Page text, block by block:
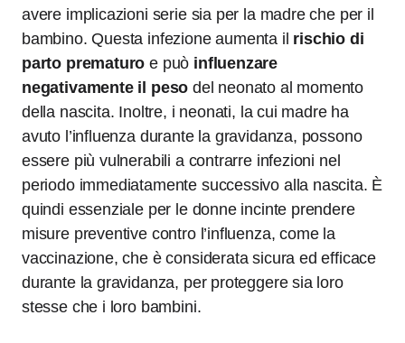
avere implicazioni serie sia per la madre che per il
bambino. Questa infezione aumenta il rischio di
parto prematuro e può influenzare
negativamente il peso del neonato al momento
della nascita. Inoltre, i neonati, la cui madre ha
avuto l’influenza durante la gravidanza, possono
essere più vulnerabili a contrarre infezioni nel
periodo immediatamente successivo alla nascita. È
quindi essenziale per le donne incinte prendere
misure preventive contro l’influenza, come la
vaccinazione, che è considerata sicura ed efficace
durante la gravidanza, per proteggere sia loro
stesse che i loro bambini.